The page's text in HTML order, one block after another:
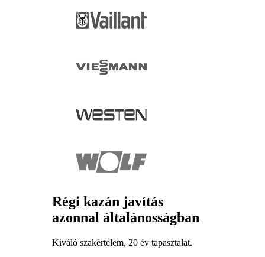
Régi kazán javítás
azonnal általánosságban
Kiváló szakértelem, 20 év tapasztalat.